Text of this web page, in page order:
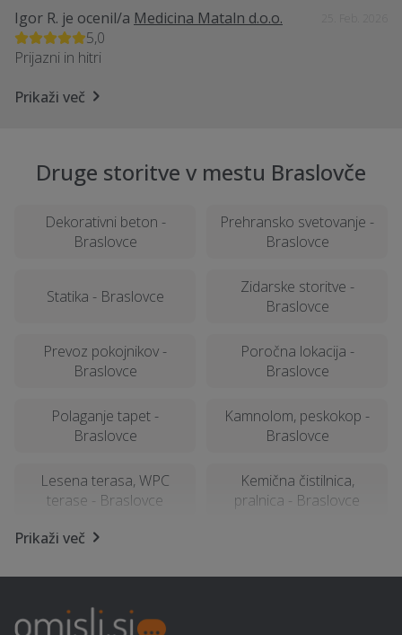
Igor R. je ocenil/a Medicina Mataln d.o.o.
5,0
Prijazni in hitri
Prikaži več
Druge storitve v mestu Braslovče
Dekorativni beton -
Braslovce
Prehransko svetovanje -
Braslovce
Statika - Braslovce
Zidarske storitve -
Braslovce
Prevoz pokojnikov -
Braslovce
Poročna lokacija -
Braslovce
Polaganje tapet -
Braslovce
Kamnolom, peskokop -
Braslovce
Lesena terasa, WPC
terase - Braslovce
Kemična čistilnica,
pralnica - Braslovce
Najem mobilnega WC-ja -
Braslovce
Prikaži več